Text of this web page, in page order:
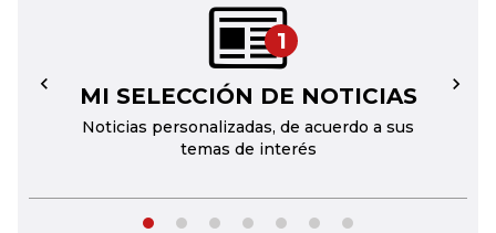
1
MI SELECCIÓN DE NOTICIAS
Noticias personalizadas, de acuerdo a sus
temas de interés
← →